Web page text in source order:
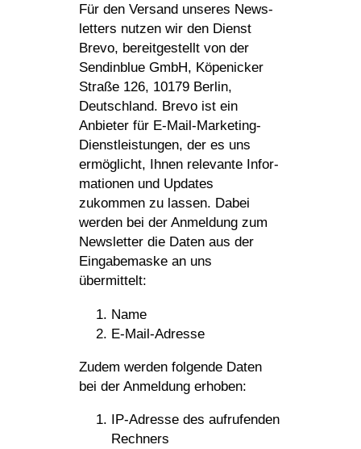
Für den Versand unseres News­
let­ters nutzen wir den Dienst
Brevo, bereit­ge­stellt von der
Sendin­blue GmbH, Köpe­ni­cker
Straße 126, 10179 Berlin,
Deutsch­land. Brevo ist ein
Anbieter für E‑Mail-Marke­ting-
Dienst­leis­tungen, der es uns
ermög­licht, Ihnen rele­vante Infor­
ma­tionen und Updates
zukommen zu lassen. Dabei
werden bei der Anmel­dung zum
News­letter die Daten aus der
Einga­be­maske an uns
übermittelt:
Name
E‑Mail-Adresse
Zudem werden folgende Daten
bei der Anmel­dung erhoben:
IP-Adresse des aufru­fenden
Rechners